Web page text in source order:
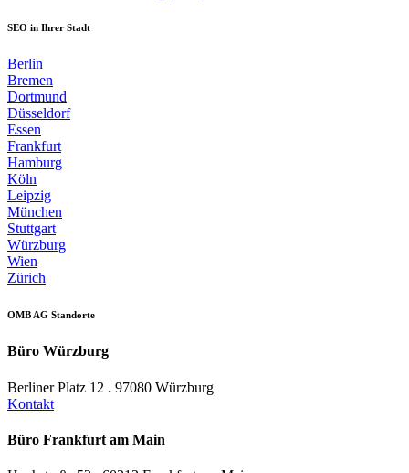
SEO in Ihrer Stadt
Berlin
Bremen
Dortmund
Düsseldorf
Essen
Frankfurt
Hamburg
Köln
Leipzig
München
Stuttgart
Würzburg
Wien
Zürich
OMB AG Standorte
Büro Würzburg
Berliner Platz 12 . 97080 Würzburg
Kontakt
Büro Frankfurt am Main